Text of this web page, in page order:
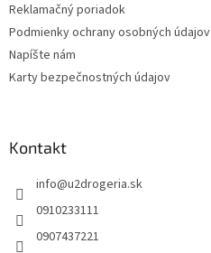
Reklamačný poriadok
Podmienky ochrany osobných údajov
Napíšte nám
Karty bezpečnostných údajov
Kontakt
info@u2drogeria.sk
0910233111
0907437221